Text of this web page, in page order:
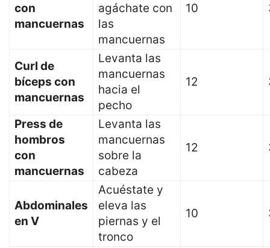
con
mancuernas
agáchate con
las
mancuernas
10
Curl de
bíceps con
mancuernas
Levanta las
mancuernas
hacia el
pecho
12
Press de
hombros
con
mancuernas
Levanta las
mancuernas
sobre la
cabeza
12
Abdominales
en V
Acuéstate y
eleva las
piernas y el
tronco
10